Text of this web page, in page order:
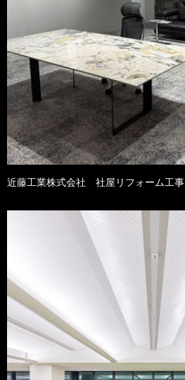
近藤工業株式会社 社屋リフォーム工事